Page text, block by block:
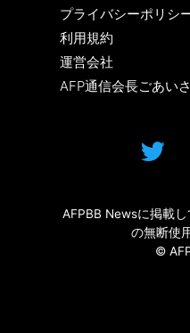
プライバシーポリシ
利用規約
運営会社
AFP通信会長ごあい
AFPBB Newsに掲載
の無断使
©